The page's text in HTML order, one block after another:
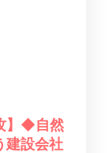
】◆自然
建設会社